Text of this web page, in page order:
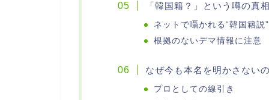
「韓国籍？」という噂の真
ネットで囁かれる“韓国籍説”
根拠のないデマ情報に注意
なぜ今も本名を明かさない
プロとしての線引き